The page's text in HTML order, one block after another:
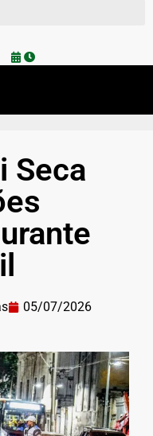
Seca
05/07/2026